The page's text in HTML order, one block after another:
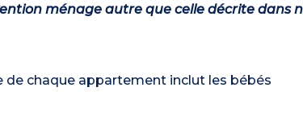
ménage autre que celle décrite dans
de chaque appartement inclut les bébés